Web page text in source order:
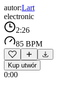
autor:Lart
electronic
2:26
85 BPM
Kup utwór
0:00